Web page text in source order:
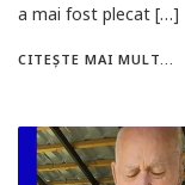
a mai fost plecat […]
CITEȘTE MAI MULT...